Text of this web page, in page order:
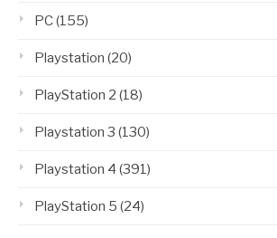
PC(155)
Playstation (20)
PlayStation 2 (18)
Playstation 3 (130)
Playstation 4 (391)
PlayStation 5 (24)